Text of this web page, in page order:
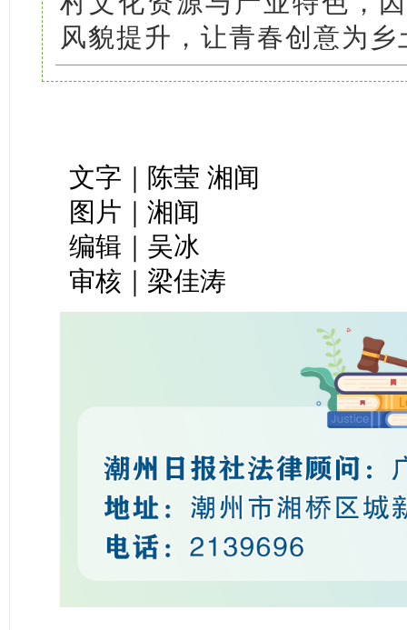
风貌提升，让青春创意为乡
文字｜陈莹 湘闻
图片｜湘闻
编辑｜吴冰
审核｜梁佳涛